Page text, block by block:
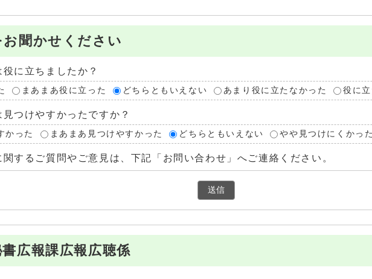
お聞かせください
に立ちましたか？
まあまあ役に立った どちらともいえない あまり役に立たなかった 役に
見つけやすかったですか？
かった まあまあ見つけやすかった どちらともいえない やや見つけにくかった
関するご質問やご意見は、下記「お問い合わせ」へご連絡ください。
広報課広報広聴係